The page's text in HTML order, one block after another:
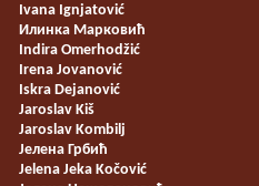
Ivana Ignjatović
Илинка Марковић
Indira Omerhodžić
Irena Jovanović
Iskra Dejanović
Jaroslav Kiš
Jaroslav Kombilj
Јелена Грбић
Jelena Jeka Kočović